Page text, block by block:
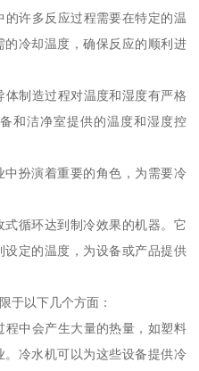
许多反应过程需要在特定的温
冷却温度，确保反应的顺利进
制造过程对温度和湿度有严格
和洁净室提供的温度和湿度控
扮演着重要的角色，为需要冷
循环达到制冷效果的机器。它
定的温度，为设备或产品提供
于以下几个方面：
程中会产生大量的热量，如塑料
冷水机可以为这些设备提供冷